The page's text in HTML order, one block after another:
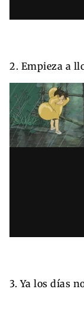
2. Empieza a
3. Ya los días